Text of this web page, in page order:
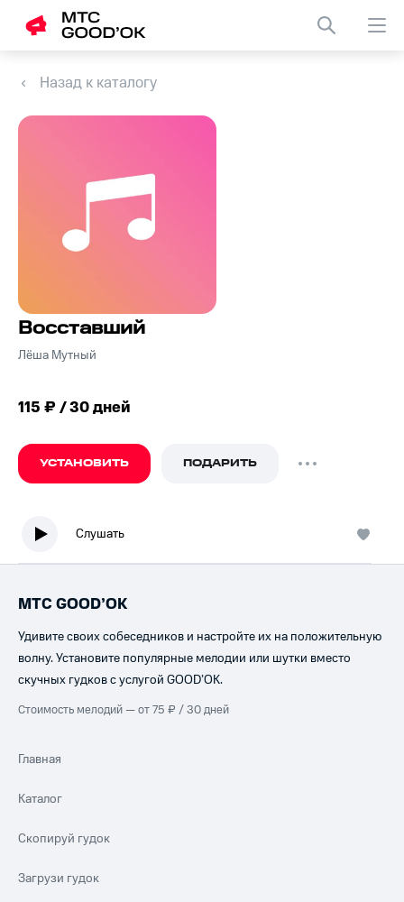
Назад к каталогу
Восставший
Лёша Мутный
115 ₽ / 30 дней
УСТАНОВИТЬ ПОДАРИТЬ
Слушать
МТС GOOD’OK
Удивите своих собеседников и настройте их на положительную
волну. Установите популярные мелодии или шутки вместо
скучных гудков с услугой GOOD’OK.
Стоимость мелодий — от 75 ₽ / 30 дней
Главная
Каталог
Скопируй гудок
Загрузи гудок